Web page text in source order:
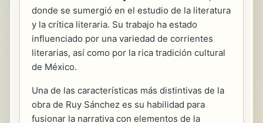
donde se sumergió en el estudio de la literatura
y la crítica literaria. Su trabajo ha estado
influenciado por una variedad de corrientes
literarias, así como por la rica tradición cultural
de México.
Una de las características más distintivas de la
obra de Ruy Sánchez es su habilidad para
fusionar la narrativa con elementos de la